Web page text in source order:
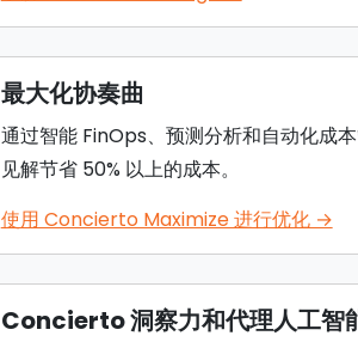
最大化协奏曲
通过智能 FinOps、预测分析和自动化成
见解节省 50% 以上的成本。
使用 Concierto Maximize 进行优化 →
Concierto 洞察力和代理人工智